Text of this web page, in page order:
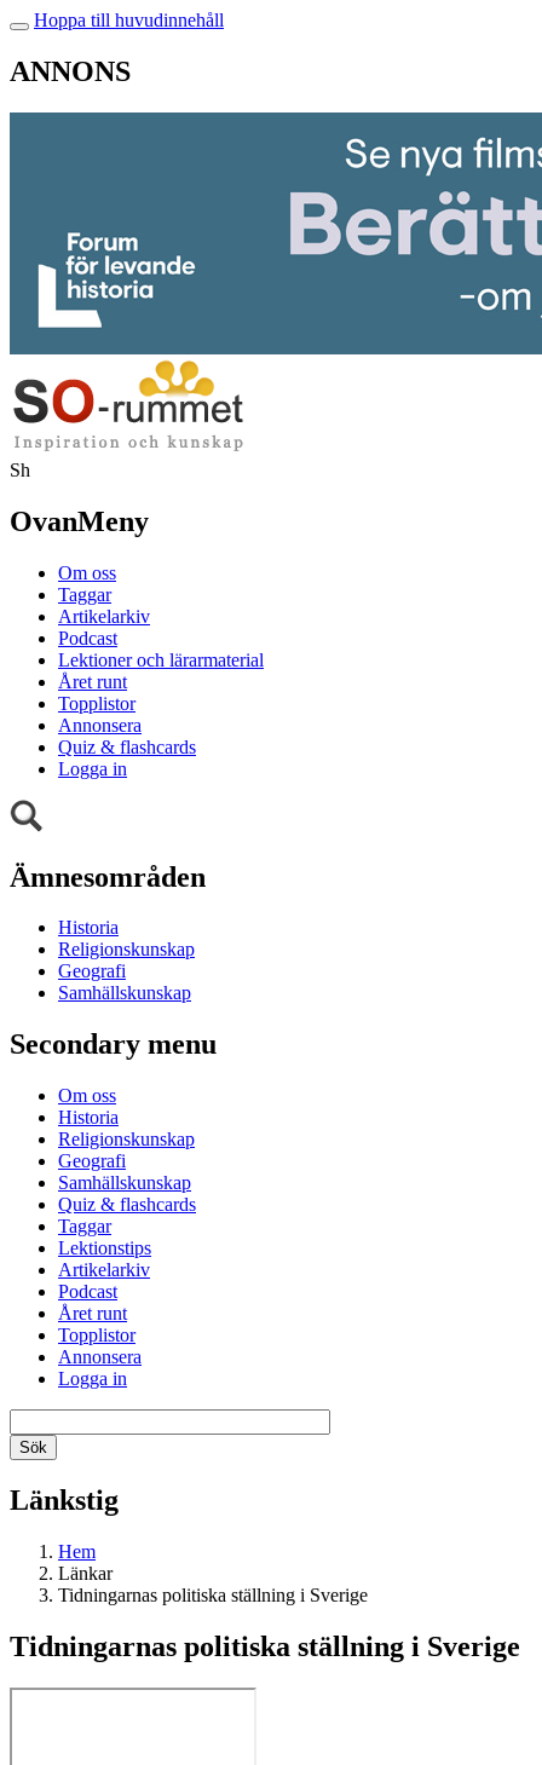
Hoppa till huvudinnehåll
ANNONS
Sh
OvanMeny
Om oss
Taggar
Artikelarkiv
Podcast
Lektioner och lärarmaterial
Året runt
Topplistor
Annonsera
Quiz & flashcards
Logga in
Ämnesområden
Historia
Religionskunskap
Geografi
Samhällskunskap
Secondary menu
Om oss
Historia
Religionskunskap
Geografi
Samhällskunskap
Quiz & flashcards
Taggar
Lektionstips
Artikelarkiv
Podcast
Året runt
Topplistor
Annonsera
Logga in
Länkstig
Hem
Länkar
Tidningarnas politiska ställning i Sverige
Tidningarnas politiska ställning i Sverige